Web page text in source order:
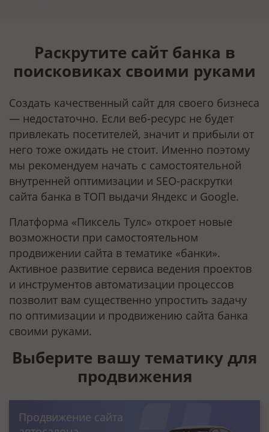
Раскрутите сайт банка в
поисковиках своими руками
Создать качественный сайт для своего бизнеса
— недостаточно. Если веб-ресурс не будет
привлекать посетителей, значит и прибыли от
него тоже ожидать не стоит. Именно поэтому
мы рекомендуем начать с самостоятельной
внутренней оптимизации и SEO-раскрутки
сайта банка в ТОП выдачи Яндекс и Google.
Платформа «Пиксель Тулс» откроет новые
возможности при самостоятельном
продвижении сайта в тематике «банки».
Активное развитие сервиса ведения проектов
и инструментов автоматизации процессов
позволит вам существенно упростить задачу
по оптимизации и продвижению сайта банка
своими руками.
Выберите вашу тематику для
продвижения
Продвижение сайта